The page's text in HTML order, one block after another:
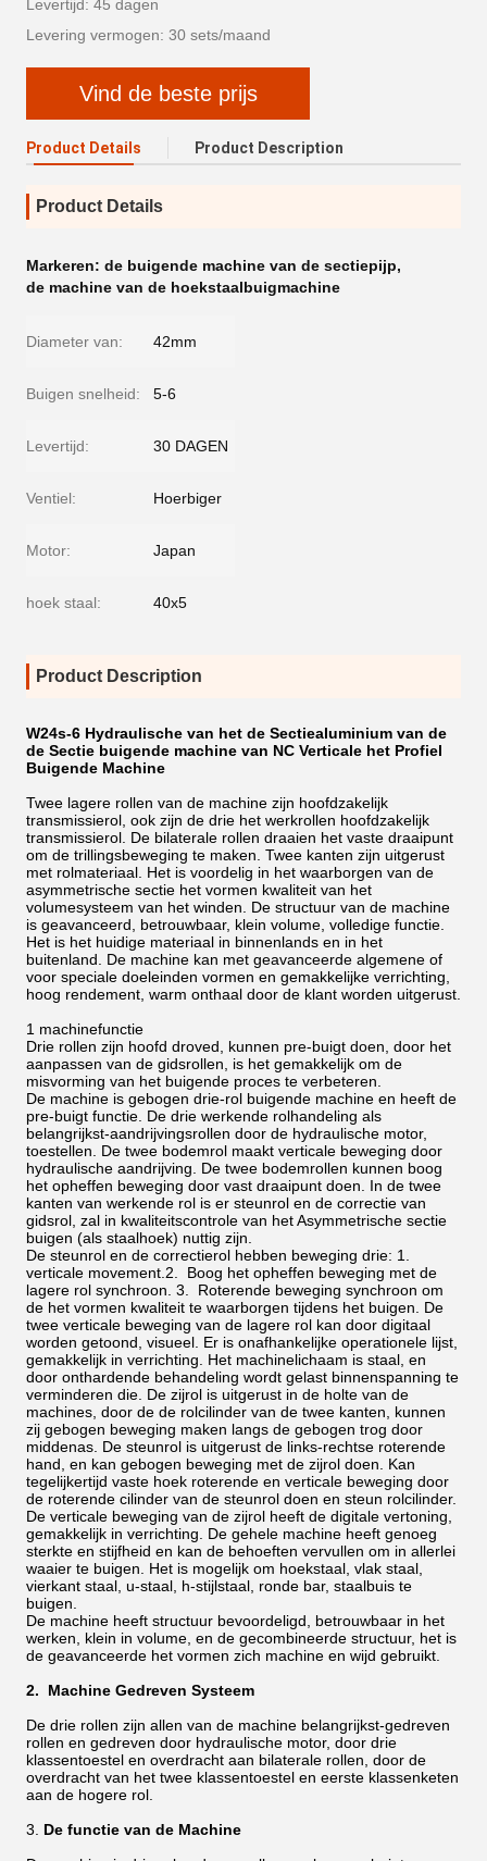
Levertijd: 45 dagen
Levering vermogen: 30 sets/maand
Vind de beste prijs
Product Details Product Description
Product Details
Markeren: de buigende machine van de sectiepijp,
de machine van de hoekstaalbuigmachine
Diameter van: 42mm
Buigen snelheid: 5-6
Levertijd: 30 DAGEN
Ventiel: Hoerbiger
Motor: Japan
hoek staal: 40x5
Product Description
W24s-6 Hydraulische van het de Sectiealuminium van de
de Sectie buigende machine van NC Verticale het Profiel
Buigende Machine
Twee lagere rollen van de machine zijn hoofdzakelijk
transmissierol, ook zijn de drie het werkrollen hoofdzakelijk
transmissierol. De bilaterale rollen draaien het vaste draaipunt
om de trillingsbeweging te maken. Twee kanten zijn uitgerust
met rolmateriaal. Het is voordelig in het waarborgen van de
asymmetrische sectie het vormen kwaliteit van het
volumesysteem van het winden. De structuur van de machine
is geavanceerd, betrouwbaar, klein volume, volledige functie.
Het is het huidige materiaal in binnenlands en in het
buitenland. De machine kan met geavanceerde algemene of
voor speciale doeleinden vormen en gemakkelijke verrichting,
hoog rendement, warm onthaal door de klant worden uitgerust.
1 machinefunctie
Drie rollen zijn hoofd droved, kunnen pre-buigt doen, door het
aanpassen van de gidsrollen, is het gemakkelijk om de
misvorming van het buigende proces te verbeteren.
De machine is gebogen drie-rol buigende machine en heeft de
pre-buigt functie. De drie werkende rolhandeling als
belangrijkst-aandrijvingsrollen door de hydraulische motor,
toestellen. De twee bodemrol maakt verticale beweging door
hydraulische aandrijving. De twee bodemrollen kunnen boog
het opheffen beweging door vast draaipunt doen. In de twee
kanten van werkende rol is er steunrol en de correctie van
gidsrol, zal in kwaliteitscontrole van het Asymmetrische sectie
buigen (als staalhoek) nuttig zijn.
De steunrol en de correctierol hebben beweging drie: 1.
verticale movement.2. Boog het opheffen beweging met de
lagere rol synchroon. 3. Roterende beweging synchroon om
de het vormen kwaliteit te waarborgen tijdens het buigen. De
twee verticale beweging van de lagere rol kan door digitaal
worden getoond, visueel. Er is onafhankelijke operationele lijst,
gemakkelijk in verrichting. Het machinelichaam is staal, en
door onthardende behandeling wordt gelast binnenspanning te
verminderen die. De zijrol is uitgerust in de holte van de
machines, door de de rolcilinder van de twee kanten, kunnen
zij gebogen beweging maken langs de gebogen trog door
middenas. De steunrol is uitgerust de links-rechtse roterende
hand, en kan gebogen beweging met de zijrol doen. Kan
tegelijkertijd vaste hoek roterende en verticale beweging door
de roterende cilinder van de steunrol doen en steun rolcilinder.
De verticale beweging van de zijrol heeft de digitale vertoning,
gemakkelijk in verrichting. De gehele machine heeft genoeg
sterkte en stijfheid en kan de behoeften vervullen om in allerlei
waaier te buigen. Het is mogelijk om hoekstaal, vlak staal,
vierkant staal, u-staal, h-stijlstaal, ronde bar, staalbuis te
buigen.
De machine heeft structuur bevoordeligd, betrouwbaar in het
werken, klein in volume, en de gecombineerde structuur, het is
de geavanceerde het vormen zich machine en wijd gebruikt.
2. Machine Gedreven Systeem
De drie rollen zijn allen van de machine belangrijkst-gedreven
rollen en gedreven door hydraulische motor, door drie
klassentoestel en overdracht aan bilaterale rollen, door de
overdracht van het twee klassentoestel en eerste klassenketen
aan de hogere rol.
3. De functie van de Machine